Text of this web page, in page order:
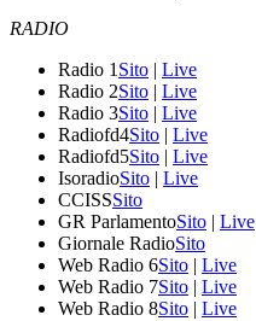
RADIO
Radio 1 Sito | Live
Radio 2Sito | Live
Radio 3Sito | Live
Radiofd4Sito | Live
Radiofd5Sito | Live
IsoradioSito | Live
CCISSSito
GR ParlamentoSito | Live
Giornale RadioSito
Web Radio 6Sito | Live
Web Radio 7Sito | Live
Web Radio 8Sito | Live